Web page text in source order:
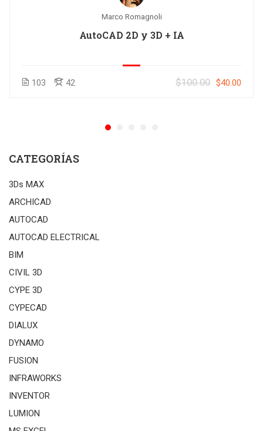
Marco Romagnoli
AutoCAD 2D y 3D + IA
103 42 $100.00 $40.00
CATEGORÍAS
3Ds MAX
ARCHICAD
AUTOCAD
AUTOCAD ELECTRICAL
BIM
CIVIL 3D
CYPE 3D
CYPECAD
DIALUX
DYNAMO
FUSION
INFRAWORKS
INVENTOR
LUMION